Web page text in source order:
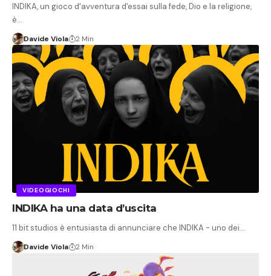
INDIKA, un gioco d'avventura d'essai sulla fede, Dio e la religione,
è…
Davide Viola 2 Min
VIDEOGIOCHI
INDIKA ha una data d’uscita
11 bit studios è entusiasta di annunciare che INDIKA - uno dei…
Davide Viola 2 Min